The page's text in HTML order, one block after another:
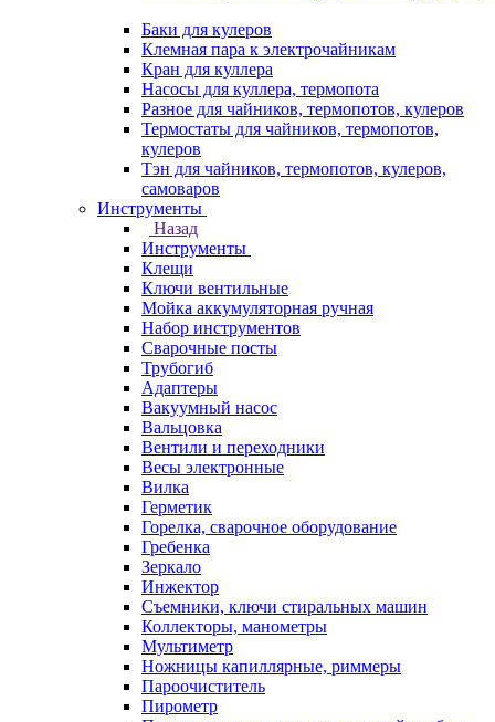
Баки для кулеров
Клемная пара к электрочайникам
Кран для куллера
Насосы для куллера, термопота
Разное для чайников, термопотов, кулеров
Термостаты для чайников, термопотов,
кулеров
Тэн для чайников, термопотов, кулеров,
самоваров
Инструменты
Назад
Инструменты
Клещи
Ключи вентильные
Мойка аккумуляторная ручная
Набор инструментов
Сварочные посты
Трубогиб
Aдаптеры
Вакуумный насос
Вальцовка
Вентили и переходники
Весы электронные
Вилка
Герметик
Горелка, сварочное оборудование
Гребенка
Зеркало
Инжектор
Съемники, ключи стиральных машин
Коллекторы, манометры
Мультиметр
Ножницы капиллярные, риммеры
Пароочиститель
Пирометр